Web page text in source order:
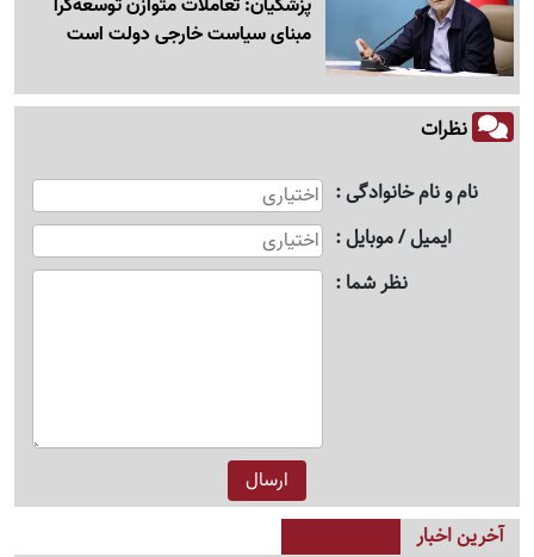
مبنای سیاست خارجی دولت است
نظرات
نام و نام خانوادگی
ایمیل / موبایل
نظر شما
آخرین اخبار